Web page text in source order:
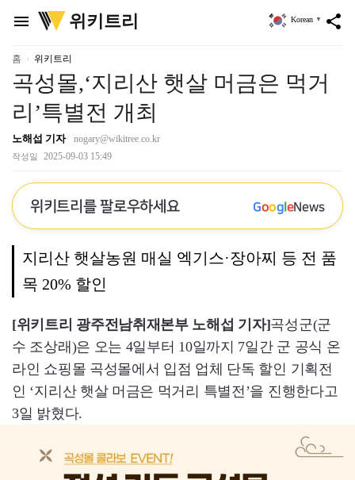
menu
위
키
리
위키트리 share
Korean ▼
홈 위키트리
곡성몰,‘지리산 햇살 머금은 먹거
리’특별전 개최
노해섭 기자 nogary@wikitree.co.kr
작성일 2025-09-03 15:49
위키트리를 팔로우하세요 GoogleNews
지리산 햇살농원 매실 엑기스·장아찌 등 전 품
목 20% 할인
[위키트리 광주전남취재본부 노해섭 기자]곡성군(군
수 조상래)은 오는 4일부터 10일까지 7일간 군 공식 온
라인 쇼핑몰 곡성몰에서 입점 업체 단독 할인 기획전
인 ‘지리산 햇살 머금은 먹거리 특별전’을 진행한다고
3일 밝혔다.